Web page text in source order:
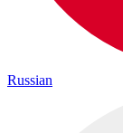
Russian